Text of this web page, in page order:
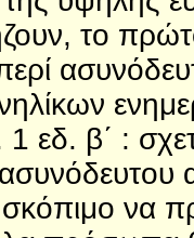
το
εδ. β΄ :
να